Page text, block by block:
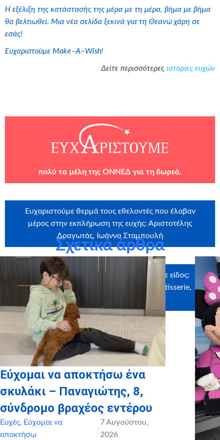
Η εξέλιξη της κατάστασής της μέρα με τη μέρα, βήμα με βήμα
θα βελτιωθεί. Μια νέα σελίδα ξεκινά για τη Θεανώ χάρη σε
εσάς!
Ευχαριστούμε Make–A–Wish!
Δείτε περισσότερες ιστορίες ευχών
πολύ τα μέλη της ΟΝΝΕΔ για τη δωρεά.
Ευχαριστούμε θερμά τους εθελοντές που έλαβαν
μέρος στην εκπλήρωση της ευχής: Αριστοτέλης
Δραγωτάς, Ιωάννα Σταμπουλή
Ευχαριστούμε θερμά τους χορηγούς σε είδος:
ΓΕΥΣΗΝΟΥΣ NORTH AE, La fratzoli Patisserie,
Σχετικά άρθρα
Εύχομαι να αποκτήσω ένα
σκυλάκι – Παναγιώτης, 8,
σύνδρομο βραχέος εντέρου
Ευχές, Εύχομαι να
αποκτήσω
/
7 Αυγούστου,
2026